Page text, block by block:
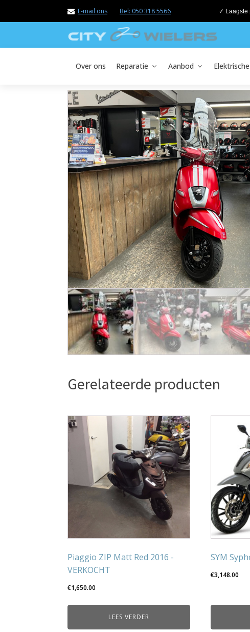
E-mail ons Bel: 050 318 5566 ✓
Over ons Reparatie Aanbod
Gerelateerde producten
Piaggio ZIP Matt Red 2016 -
VERKOCHT
€1,650.00
LEES VERDER
SYM
€3,148.00